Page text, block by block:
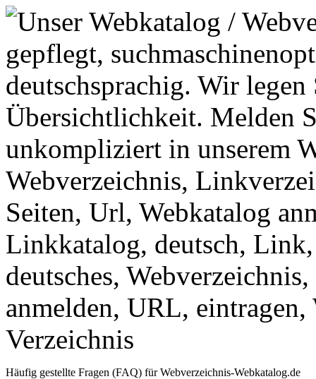
Häufig gestellte Fragen (FAQ) für Webverzeichnis-Webkatalog.de